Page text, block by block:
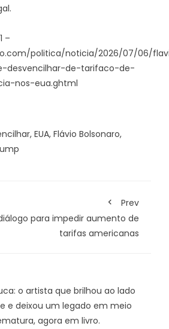
–
politica/noticia/2026/07/06/
desvencilhar-de-tarifaco-de-
nos-eua.ghtml
, EUA, Flávio Bolsonaro,
Prev
para impedir aumento de
tarifas americanas
o artista que brilhou ao lado
e deixou um legado em meio
agora em livro.